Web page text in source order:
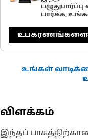
பார்க்க,
உங்கள்
விளக்கம்
இந்தப்